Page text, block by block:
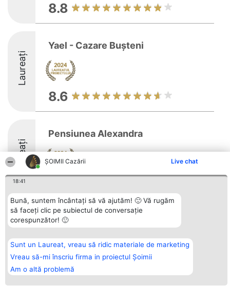
ȘOIMII Cazării Live chat
18:41
Bună, suntem încântați să vă ajutăm! 🙂 Vă rugăm
să faceți clic pe subiectul de conversație
corespunzător! 🙂
Sunt un Laureat, vreau să ridic materiale de marketing
Vreau să-mi înscriu firma in proiectul Șoimii
Am o altă problemă
8.8
Laureați
Yael - Cazare Bușteni
8.6
Laureați
Pensiunea Alexandra
Organizator Ranking
BRIGHT SOLUTIONS BR SRL
Sc. A Et. 4 Ap. 13 Cod 061952
CUI 36737675
tel: +40 770 990 492
Câștigătorii
Laureaților
Statut
Contact